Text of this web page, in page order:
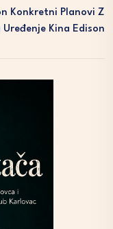
Konkretni Planovi Z
Uređenje Kina Edison